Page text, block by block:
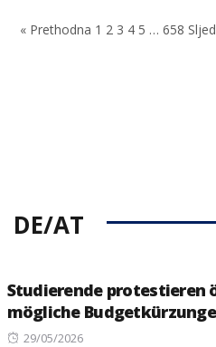
« Prethodna 1 2 3 4 5 … 658
DE/AT
Studierende protestieren
mögliche
Posted
29/05/2026